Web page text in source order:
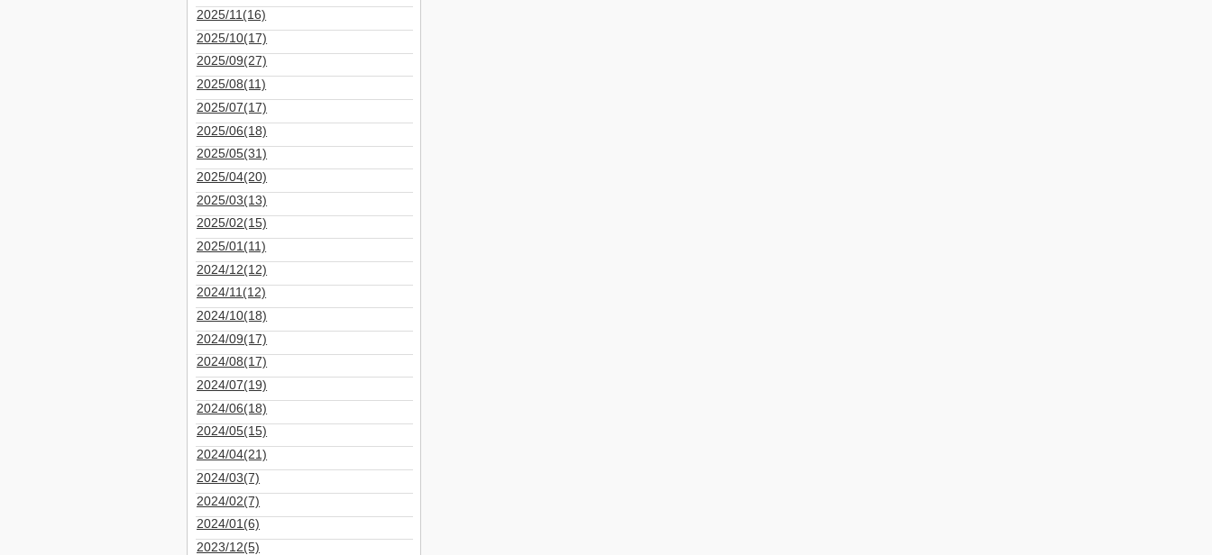
2025/11(16)
2025/10(17)
2025/09(27)
2025/08(11)
2025/07(17)
2025/06(18)
2025/05(31)
2025/04(20)
2025/03(13)
2025/02(15)
2025/01(11)
2024/12(12)
2024/11(12)
2024/10(18)
2024/09(17)
2024/08(17)
2024/07(19)
2024/06(18)
2024/05(15)
2024/04(21)
2024/03(7)
2024/02(7)
2024/01(6)
2023/12(5)